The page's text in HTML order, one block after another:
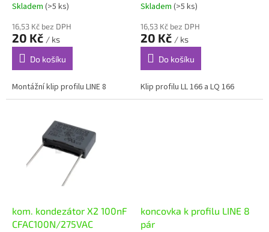
Skladem (>5 ks)
16,53 Kč bez DPH
20 Kč / ks
Do košíku
Montážní klip profilu LINE 8
Skladem (>5 ks)
16,53 Kč bez DPH
20 Kč / ks
Do košíku
Klip profilu LL 166 a LQ 166
kom. kondezátor X2 100nF
CFAC100N/275VAC
koncovka k profilu LINE 8
pár